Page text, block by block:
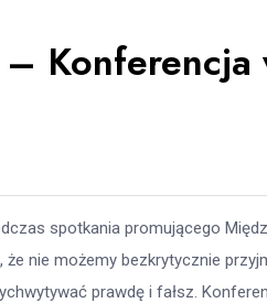
– Konferencja
spotkania promującego
że nie możemy bezkrytycznie
prawdę i fałsz.